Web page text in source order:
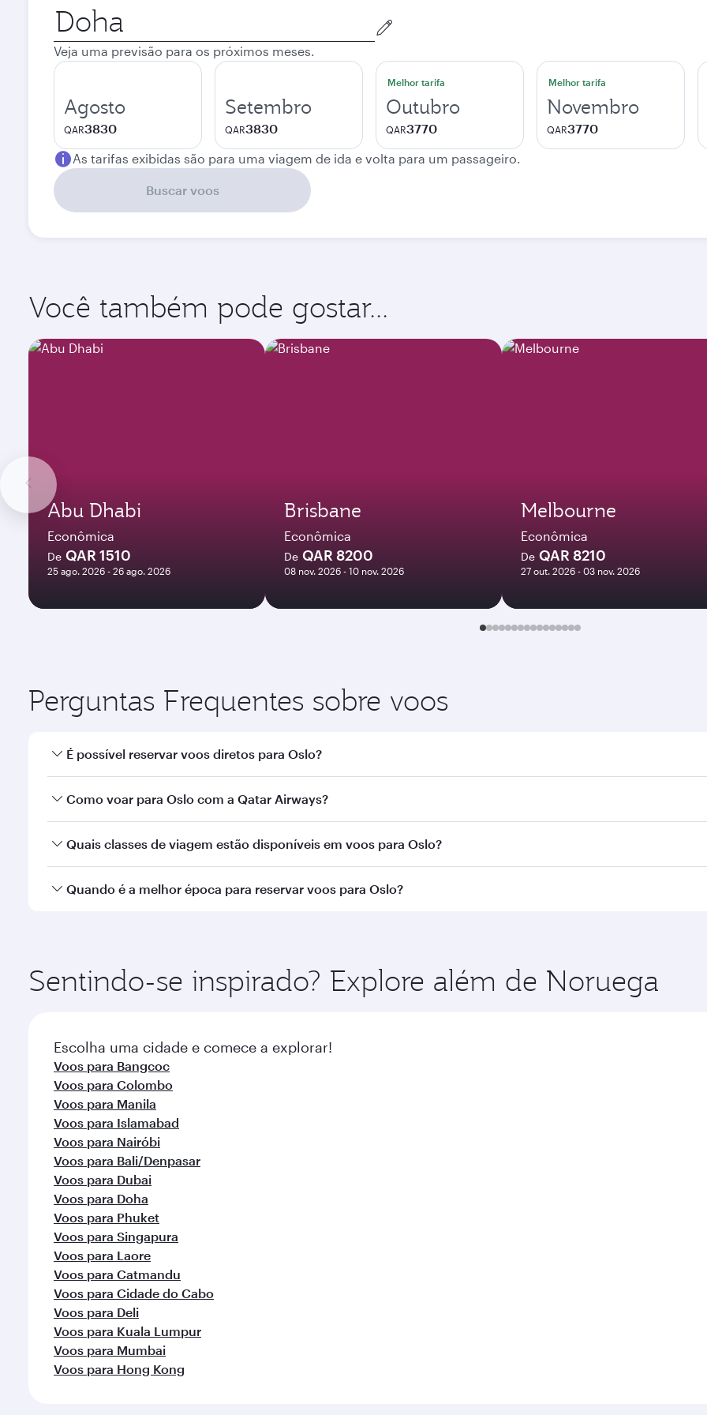
Cidade
de
origem
Veja uma previsão para os próximos meses.
Agosto
QAR3830
Setembro
QAR3830
Melhor tarifa
Outubro
QAR3770
Melhor tarifa
Novembro
QAR3770
As tarifas exibidas são para uma viagem de ida e volta para um passageiro.
Buscar voos
Você também pode gostar...
Abu Dhabi
Econômica
De QAR 1510
25 ago. 2026 - 26 ago. 2026
Brisbane
Econômica
De QAR 8200
08 nov. 2026 - 10 nov. 2026
Melbourne
Econômica
De QAR 8210
27 out. 2026 - 03 nov. 2026
Perguntas Frequentes sobre voos
É possível reservar voos diretos para Oslo?
Sim, a Qatar Airways opera voos diretos para Oslo. Busque voos na nossa página inicial para encontrar
Como voar para Oslo com a Qatar Airways?
Você pode voar diretamente para Oslo com a Qatar Airways. Fazemos conexão via Doha a mais de 150
Quais classes de viagem estão disponíveis em voos para Oslo?
A disponibilidade de classes de viagem depende da rota e da companhia aérea que opera o voo. Nos voos
Quando é a melhor época para reservar voos para Oslo?
Sentindo-se inspirado? Explore além de Noruega
Escolha uma cidade e comece a explorar!
Voos para Bangcoc
Voos para Colombo
Voos para Manila
Voos para Islamabad
Voos para Nairóbi
Voos para Bali/Denpasar
Voos para Dubai
Voos para Doha
Voos para Phuket
Voos para Singapura
Voos para Laore
Voos para Catmandu
Voos para Cidade do Cabo
Voos para Deli
Voos para Kuala Lumpur
Voos para Mumbai
Voos para Hong Kong